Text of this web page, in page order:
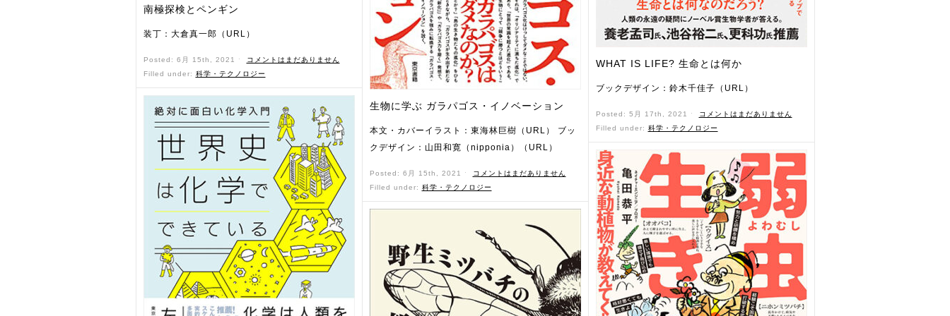
南極探検とペンギン
装丁：大倉真一郎（URL）
Posted: 6月 15th, 2021 ˑ
コメントはまだありません
Filled under: 科学・テクノロジー
生物に学ぶ ガラパゴス・イノベーション
本文・カバーイラスト：東海林巨樹（URL） ブッ
クデザイン：山田和寛（nipponia）（URL）
Posted: 6月 15th, 2021 ˑ
コメントはまだありません
Filled under: 科学・テクノロジー
WHAT IS LIFE? 生命とは何か
ブックデザイン：鈴木千佳子（URL）
Posted: 5月 17th, 2021 ˑ
コメントはまだありません
Filled under: 科学・テクノロジー